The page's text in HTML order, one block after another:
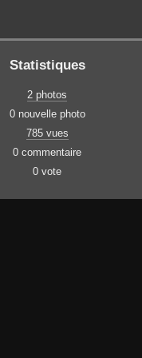
Statistiques
2 photos
0 nouvelle photo
785 vues
0 commentaire
0 vote